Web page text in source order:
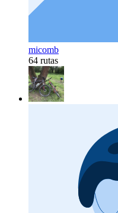
micomb
64 rutas